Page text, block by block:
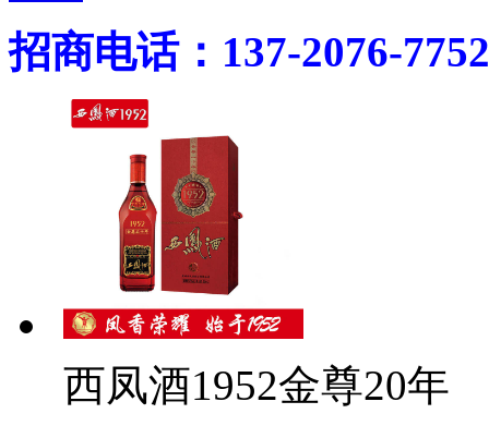
招商电话：137-2076-7752
西凤酒1952金尊20年